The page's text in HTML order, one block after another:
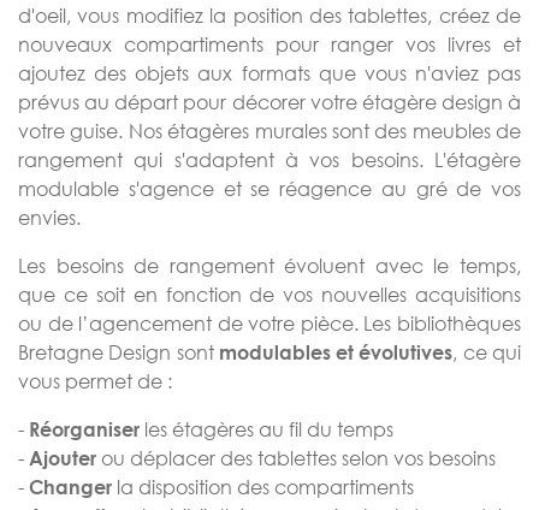
d'oeil, vous modifiez la position des tablettes, créez de
nouveaux compartiments pour ranger vos livres et
ajoutez des objets aux formats que vous n'aviez pas
prévus au départ pour décorer votre étagère design à
votre guise. Nos étagères murales sont des meubles de
rangement qui s'adaptent à vos besoins. L'étagère
modulable s'agence et se réagence au gré de vos
envies.
Les besoins de rangement évoluent avec le temps,
que ce soit en fonction de vos nouvelles acquisitions
ou de l’agencement de votre pièce. Les bibliothèques
Bretagne Design sont modulables et évolutives, ce qui
vous permet de :
- Réorganiser les étagères au fil du temps
- Ajouter ou déplacer des tablettes selon vos besoins
- Changer la disposition des compartiments